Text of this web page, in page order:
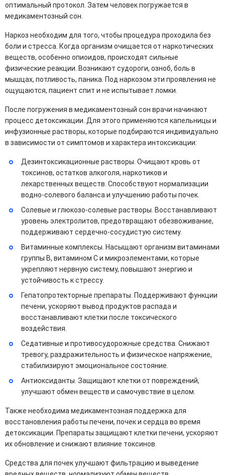
оптимальный протокол. Затем человек погружается в
медикаментозный сон.
Наркоз необходим для того, чтобы процедура проходила без
боли и стресса. Когда организм очищается от наркотических
веществ, особенно опиоидов, происходят сильные
физические реакции. Возникают судороги, озноб, боль в
мышцах, потливость, паника. Под наркозом эти проявления не
ощущаются, пациент спит и не испытывает ломки.
После погружения в медикаментозный сон врачи начинают
процесс детоксикации. Для этого применяются капельницы и
инфузионные растворы, которые подбираются индивидуально
в зависимости от симптомов и характера интоксикации:
Дезинтоксикационные растворы. Очищают кровь от
токсинов, остатков алкоголя, наркотиков и
лекарственных веществ. Способствуют нормализации
водно-солевого баланса и улучшению работы почек.
Солевые и глюкозо-солевые растворы. Восстанавливают
уровень электролитов, предотвращают обезвоживание,
поддерживают сердечно-сосудистую систему.
Витаминные комплексы. Насыщают организм витаминами
группы B, витамином C и микроэлементами, которые
укрепляют нервную систему, повышают энергию и
устойчивость к стрессу.
Гепатопротекторные препараты. Поддерживают функции
печени, ускоряют вывод продуктов распада и
восстанавливают клетки после токсического
воздействия.
Седативные и противосудорожные средства. Снижают
тревогу, раздражительность и физическое напряжение,
стабилизируют эмоциональное состояние.
Антиоксиданты. Защищают клетки от повреждений,
улучшают обмен веществ и самочувствие в целом.
Также необходима медикаментозная поддержка для
восстановления работы печени, почек и сердца во время
детоксикации. Препараты защищают клетки печени, ускоряют
их обновление и снижают влияние токсинов.
Средства для почек улучшают фильтрацию и выведение